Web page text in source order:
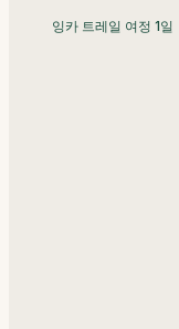
잉카 트레일 여정 1일